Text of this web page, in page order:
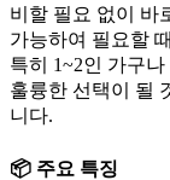
비할 필요 없이 바
가능하여 필요할
특히 1~2인 가구
훌륭한 선택이 될
니다.
📦 주요 특징